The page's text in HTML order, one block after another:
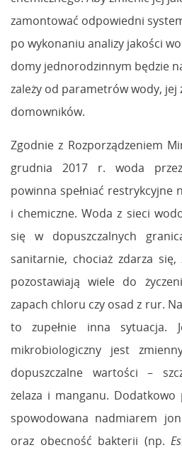
zamontować odpowiedni
po wykonaniu analizy jakości
domy jednorodzinnym będzie
zależy od parametrów wody, jej
domowników.
Zgodnie z Rozporządzeniem
grudnia 2017 r. woda
powinna spełniać restrykcyjne
i chemiczne. Woda z sieci
się w dopuszczalnych
sanitarnie, chociaż zdarza
pozostawiają wiele do
zapach chloru czy osad z rur.
to zupełnie inna sytuacja.
mikrobiologiczny jest
dopuszczalne wartości –
żelaza i manganu. Dodatkowo
spowodowana nadmiarem
oraz obecność bakterii (np.